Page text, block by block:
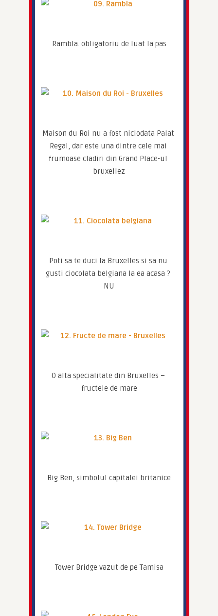
Rambla. obligatoriu de luat la pas
Maison du Roi nu a fost niciodata Palat
Regal, dar este una dintre cele mai
frumoase cladiri din Grand Place-ul
bruxellez
Poti sa te duci la Bruxelles si sa nu
gusti ciocolata belgiana la ea acasa ?
NU
O alta specialitate din Bruxelles –
fructele de mare
Big Ben, simbolul capitalei britanice
Tower Bridge vazut de pe Tamisa